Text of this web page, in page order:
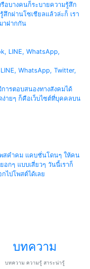
อบางคนก็ระบายความรู้สึก
กผ่านโซเชียลแล้วล่ะก็ เรา
าฝากกัน
WhatsApp, Twitter,
ารตอบสนองทางสังคมได้
ง่ายๆ ก็คือเว็บไซต์ที่บุคคลบน
สคำคม แคบชั่นโดนๆ ให้คน
กๆ แบบเสี่ยวๆ วันนี้เราก็
ไปโพสต์ได้เลย
บทความ
บทความ ความรู้ สาระน่ารู้